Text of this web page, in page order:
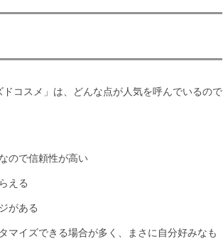
コスメ」は、どんな点が人気を呼んでいるので
ので信頼性が高い
える
がある
マイズできる場合が多く、まさに自分好みなも